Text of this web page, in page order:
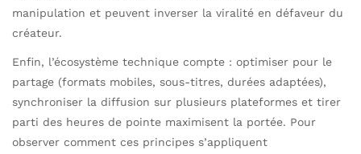
manipulation et peuvent inverser la viralité en défaveur du
créateur.
Enfin, l’écosystème technique compte : optimiser pour le
partage (formats mobiles, sous-titres, durées adaptées),
synchroniser la diffusion sur plusieurs plateformes et tirer
parti des heures de pointe maximisent la portée. Pour
observer comment ces principes s’appliquent